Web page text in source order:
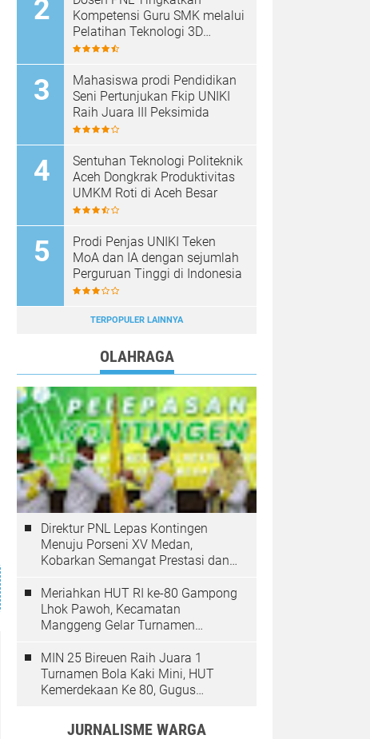
Kompetensi Guru SMK melalui
Pelatihan Teknologi 3D
Printing
Mahasiswa prodi Pendidikan
Seni Pertunjukan Fkip UNIKI
Raih Juara III Peksimida
Sentuhan Teknologi Politeknik
Aceh Dongkrak Produktivitas
UMKM Roti di Aceh Besar
Prodi Penjas UNIKI Teken
MoA dan IA dengan sejumlah
Perguruan Tinggi di Indonesia
TERPOPULER LAINNYA
OLAHRAGA
Direktur PNL Lepas Kontingen
Menuju Porseni XV Medan,
Kobarkan Semangat Prestasi dan
Meriahkan HUT RI ke-80 Gampong
Lhok Pawoh, Kecamatan
Manggeng Gelar Turnamen
MIN 25 Bireuen Raih Juara 1
Turnamen Bola Kaki Mini, HUT
Kemerdekaan Ke 80, Gugus
JURNALISME WARGA